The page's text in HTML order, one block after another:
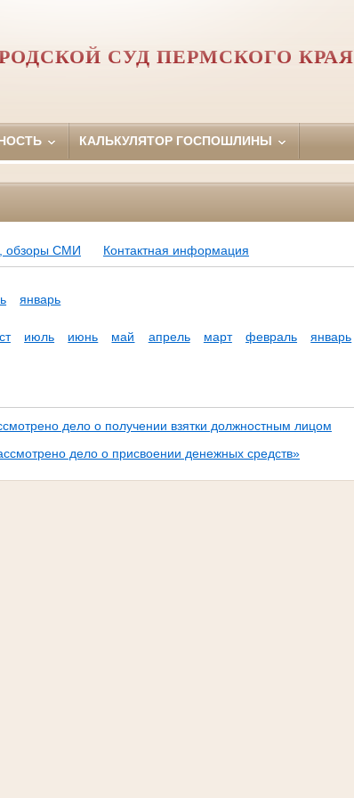
СУД ПЕРМСКОГО КРАЯ
КАЛЬКУЛЯТОР ГОСПОШЛИНЫ
обзоры СМИ Контактная информация
январь
июль июнь май апрель март февраль
январь
дело о получении взятки должностным лицом
дело о присвоении денежных средств»